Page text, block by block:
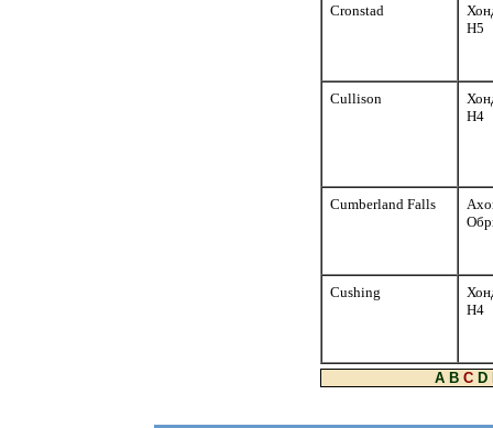
Cronstad
H5
Cullison
H4
Cumberland Falls
Cushing
H4
A B C D